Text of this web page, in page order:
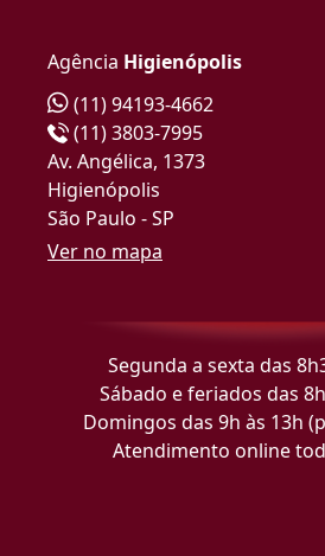
Agência Higienópolis
(11) 94193-4662
(11) 3803-7995
Av. Angélica, 1373
Higienópolis
São Paulo - SP
Ver no mapa
Segunda a sexta das
Sábado e feriados das
Domingos das 9h às 13h
Atendimento online